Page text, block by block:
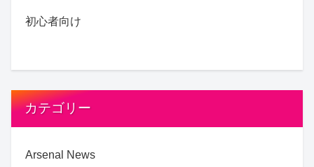
初心者向け
カテゴリー
Arsenal News